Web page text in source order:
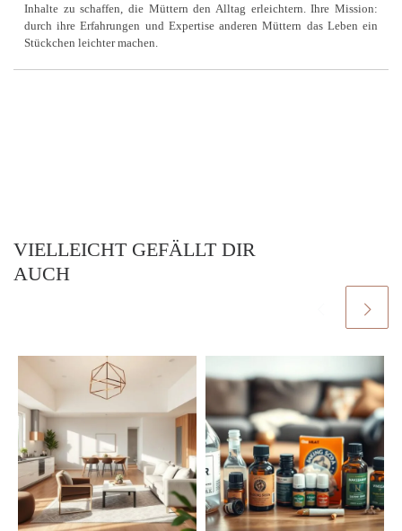
Inhalte zu schaffen, die Müttern den Alltag erleichtern. Ihre Mission:
durch ihre Erfahrungen und Expertise anderen Müttern das Leben ein
Stückchen leichter machen.
VIELLEICHT GEFÄLLT DIR
AUCH